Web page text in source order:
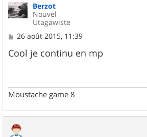
Berzot
Nouvel
Utagawiste
M
s
s
26 août 2015, 11:39
Cool je continu en mp
Moustache game 8